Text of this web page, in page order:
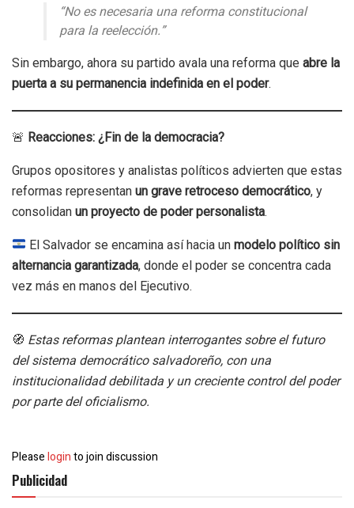
“No es necesaria una reforma constitucional
para la reelección.”
Sin embargo, ahora su partido avala una reforma que abre la
puerta a su permanencia indefinida en el poder.
🚨 Reacciones: ¿Fin de la democracia?
Grupos opositores y analistas políticos advierten que estas
reformas representan un grave retroceso democrático, y
consolidan un proyecto de poder personalista.
El Salvador se encamina así hacia unmodelo político sin
alternancia garantizada, donde el poder se concentra cada
vez más en manos del Ejecutivo.
🧭 Estas reformas plantean interrogantes sobre el futuro
del sistema democrático salvadoreño, con una
institucionalidad debilitada y un creciente control del poder
por parte del oficialismo.
Pleaseloginto join discussion
Publicidad